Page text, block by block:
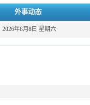
外事动态
2026年8月8日 星期六